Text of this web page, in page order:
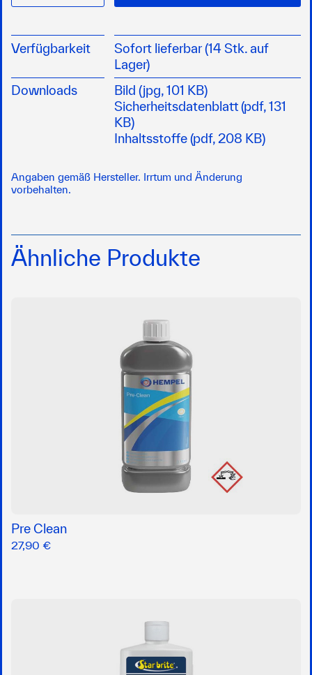
Verfügbarkeit
Sofort lieferbar (14 Stk. auf
Lager)
Downloads
Bild (jpg, 101 KB)
Sicherheitsdatenblatt (pdf, 131
KB)
Inhaltsstoffe (pdf, 208 KB)
Angaben gemäß Hersteller. Irrtum und Änderung
vorbehalten.
Ähnliche Produkte
Pre Clean
27,90 €